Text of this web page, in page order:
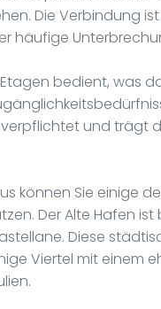
Die Verbindung
häufige
bedient, was
und trägt
können Sie einige
Der Alte Hafen ist
Diese
Viertel mit einem